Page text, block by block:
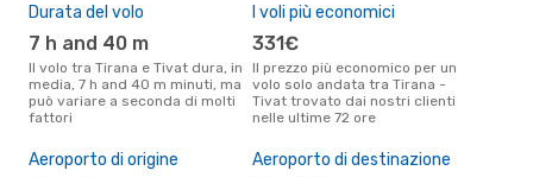
Durata del volo
7 h and 40 m
Il volo tra Tirana e Tivat dura, in
media, 7 h and 40 m minuti, ma
può variare a seconda di molti
fattori
I voli più economici
331€
Il prezzo più economico per un
volo solo andata tra Tirana -
Tivat trovato dai nostri clienti
nelle ultime 72 ore
Aeroporto di origine Aeroporto di destinazione